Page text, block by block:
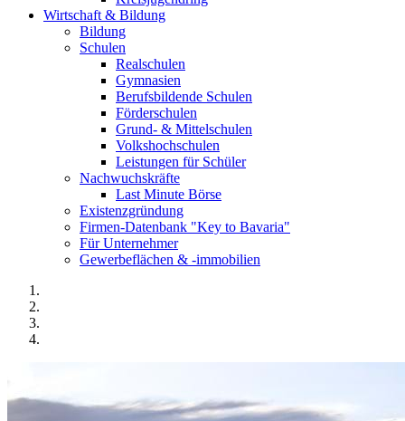
Wirtschaft & Bildung
Bildung
Schulen
Realschulen
Gymnasien
Berufsbildende Schulen
Förderschulen
Grund- & Mittelschulen
Volkshochschulen
Leistungen für Schüler
Nachwuchskräfte
Last Minute Börse
Existenzgründung
Firmen-Datenbank "Key to Bavaria"
Für Unternehmer
Gewerbeflächen & -immobilien